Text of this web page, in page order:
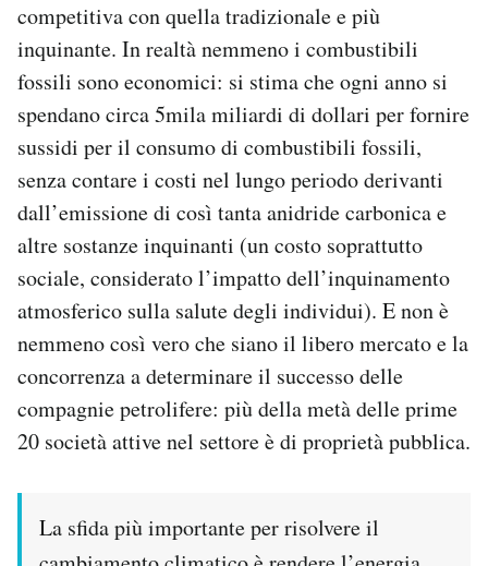
competitiva con quella tradizionale e più
inquinante. In realtà nemmeno i combustibili
fossili sono economici: si stima che ogni anno si
spendano circa 5mila miliardi di dollari per fornire
sussidi per il consumo di combustibili fossili,
senza contare i costi nel lungo periodo derivanti
dall’emissione di così tanta anidride carbonica e
altre sostanze inquinanti (un costo soprattutto
sociale, considerato l’impatto dell’inquinamento
atmosferico sulla salute degli individui). E non è
nemmeno così vero che siano il libero mercato e la
concorrenza a determinare il successo delle
compagnie petrolifere: più della metà delle prime
20 società attive nel settore è di proprietà pubblica.
La sfida più importante per risolvere il